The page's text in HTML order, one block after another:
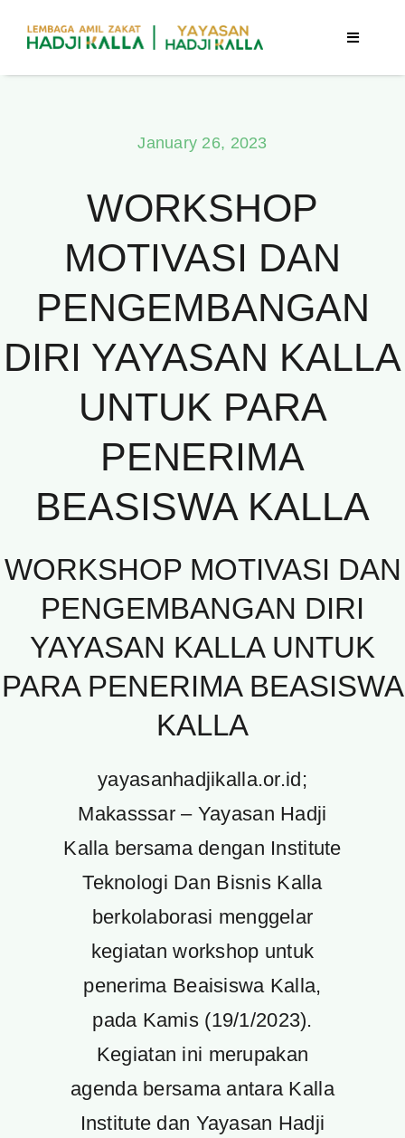
content
Toggle
Publikasi
January 26, 2023
WORKSHOP
MOTIVASI DAN
PENGEMBANGAN
DIRI YAYASAN KALLA
UNTUK PARA
PENERIMA
BEASISWA KALLA
WORKSHOP MOTIVASI DAN
PENGEMBANGAN DIRI
YAYASAN KALLA UNTUK
PARA PENERIMA BEASISWA
KALLA
yayasanhadjikalla.or.id;
Makasssar – Yayasan Hadji
Kalla bersama dengan Institute
Teknologi Dan Bisnis Kalla
berkolaborasi menggelar
kegiatan workshop untuk
penerima Beaisiswa Kalla,
pada Kamis (19/1/2023).
Kegiatan ini merupakan
agenda bersama antara Kalla
Institute dan Yayasan Hadji